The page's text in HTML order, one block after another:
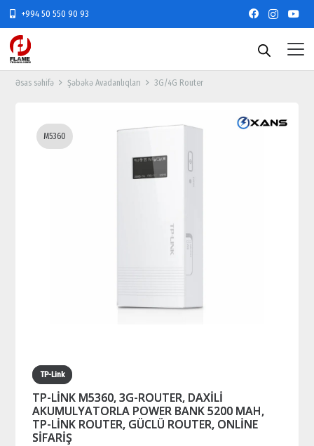
+994 50 550 90 93
Əsas səhifə Şəbəkə Avadanlıqları 3G/4G Router
M5360
TP-Link
TP-LİNK M5360, 3G-ROUTER, DAXİLİ
AKUMULYATORLA POWER BANK 5200 MAH,
TP-LİNK ROUTER, GÜCLÜ ROUTER, ONLİNE
SİFARİŞ